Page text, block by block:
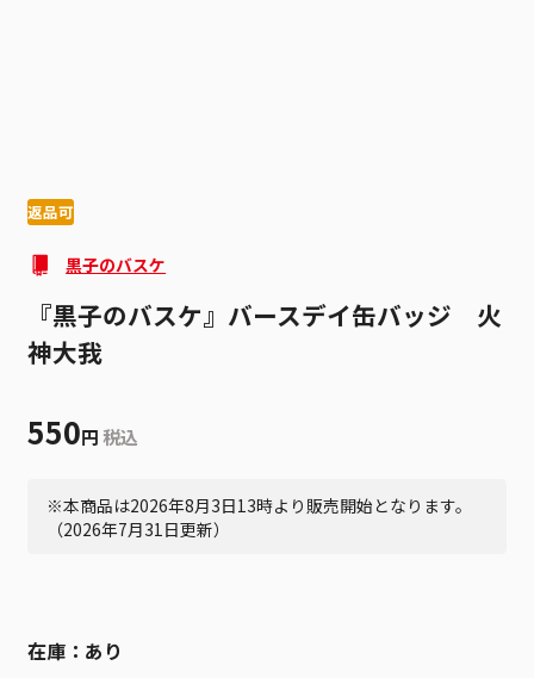
返品可
黒子のバスケ
『黒子のバスケ』バースデイ缶バッジ 火
神大我
550円 税込
※本商品は2026年8月3日13時より販売開始となります。
（2026年7月31日更新）
在庫： あり